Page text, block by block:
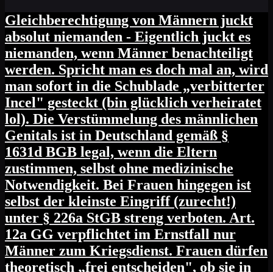
Gleichberechtigung von Männern juckt
absolut niemanden - Eigentlich juckt es
niemanden, wenn Männer benachteiligt
werden. Spricht man es doch mal an, wird
man sofort in die Schublade „verbitterter
Incel" gesteckt (bin glücklich verheiratet
lol). Die Verstümmelung des männlichen
Genitals ist in Deutschland gemäß §
1631d BGB legal, wenn die Eltern
zustimmen, selbst ohne medizinische
Notwendigkeit. Bei Frauen hingegen ist
selbst der kleinste Eingriff (zurecht!)
unter § 226a StGB streng verboten. Art.
12a GG verpflichtet im Ernstfall nur
Männer zum Kriegsdienst. Frauen dürfen
theoretisch „frei entscheiden", ob sie in